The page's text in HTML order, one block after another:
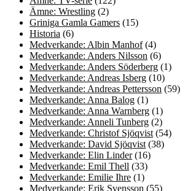
Ämne: Wrestling (2)
Griniga Gamla Gamers (15)
Historia (6)
Medverkande: Albin Manhof(4)
Medverkande: Anders Nilsson (6)
Medverkande: Anders Söderberg (1)
Medverkande: Andreas Isberg (10)
Medverkande: Andreas Pettersson (59)
Medverkande: Anna Balog (1)
Medverkande: Anna Warnberg (1)
Medverkande: Anneli Tunberg (2)
Medverkande: Christof Sjöqvist (54)
Medverkande: David Sjöqvist (38)
Medverkande: Elin Linder(16)
Medverkande: Emil Thell (33)
Medverkande: Emilie Ihre (1)
Medverkande: Erik Svensson (55)